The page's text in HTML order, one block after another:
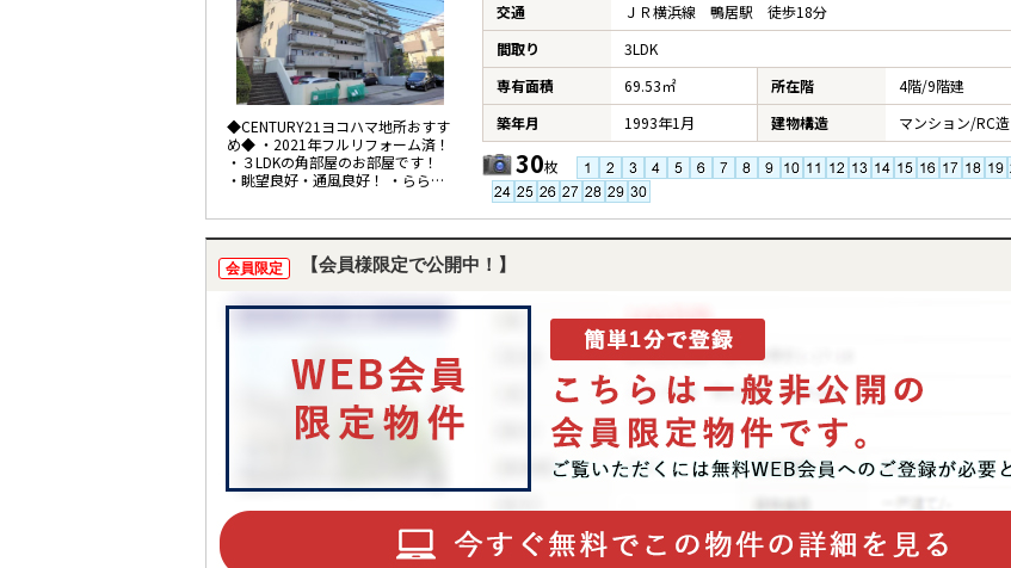
◆CENTURY21ヨコハマ地所おすす
め◆ ・2021年フルリフォーム済！
・３LDKの角部屋のお部屋です！
・眺望良好・通風良好！ ・ららぽ
交通
ＪＲ横浜線 鴨居駅 徒歩18分
間取り
3LDK
専有面積
69.53㎡ 所在階
4階/9階建
築年月
1993年1月 建物構造 マンション/RC造
30枚
会員限定 【会員様限定で公開中！】